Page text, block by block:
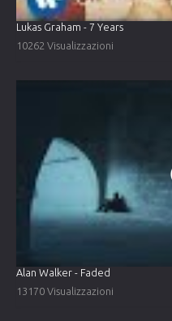
Lukas Graham - 7 Years
10262 Visualizzazioni
Alan Walker - Faded
13170 Visualizzazioni